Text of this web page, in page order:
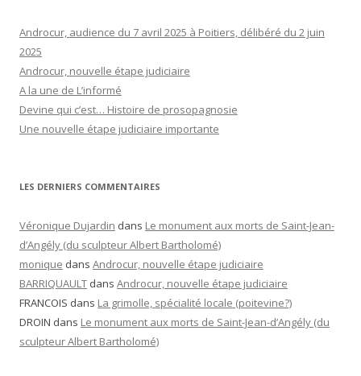
Androcur, audience du 7 avril 2025 à Poitiers, délibéré du 2 juin
2025
Androcur, nouvelle étape judiciaire
A la une de L’informé
Devine qui c’est… Histoire de prosopagnosie
Une nouvelle étape judiciaire importante
LES DERNIERS COMMENTAIRES
Véronique Dujardin dans Le monument aux morts de Saint-Jean-
d’Angély (du sculpteur Albert Bartholomé)
monique dans Androcur, nouvelle étape judiciaire
BARRIQUAULT dans Androcur, nouvelle étape judiciaire
FRANCOIS dans La grimolle, spécialité locale (poitevine?)
DROIN dans Le monument aux morts de Saint-Jean-d’Angély (du
sculpteur Albert Bartholomé)